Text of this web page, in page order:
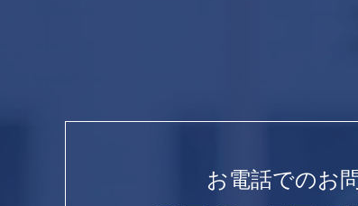
お電話でのお